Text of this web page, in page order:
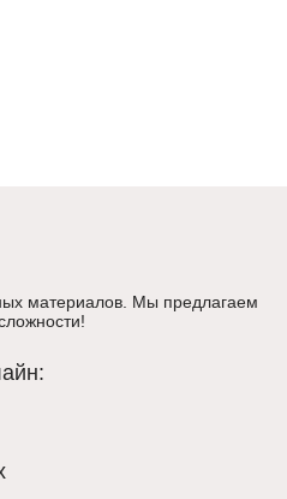
материалов. Мы предлагаем